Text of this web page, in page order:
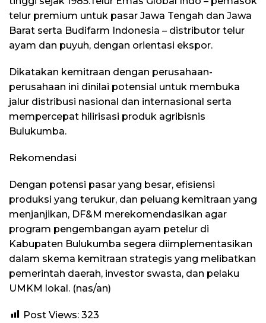
telur premium untuk pasar Jawa Tengah dan Jawa
Barat serta Budifarm Indonesia – distributor telur
ayam dan puyuh, dengan orientasi ekspor.
Dikatakan kemitraan dengan perusahaan-
perusahaan ini dinilai potensial untuk membuka
jalur distribusi nasional dan internasional serta
mempercepat hilirisasi produk agribisnis
Bulukumba.
Rekomendasi
Dengan potensi pasar yang besar, efisiensi
produksi yang terukur, dan peluang kemitraan yang
menjanjikan, DF&M merekomendasikan agar
program pengembangan ayam petelur di
Kabupaten Bulukumba segera diimplementasikan
dalam skema kemitraan strategis yang melibatkan
pemerintah daerah, investor swasta, dan pelaku
UMKM lokal. (nas/an)
Post Views: 323